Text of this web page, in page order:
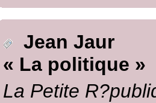
Jean Jaur
« La politique »
La Petite